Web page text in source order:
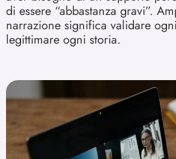
di essere “abbastanza gravi”.
narrazione significa validare
legittimare ogni storia.